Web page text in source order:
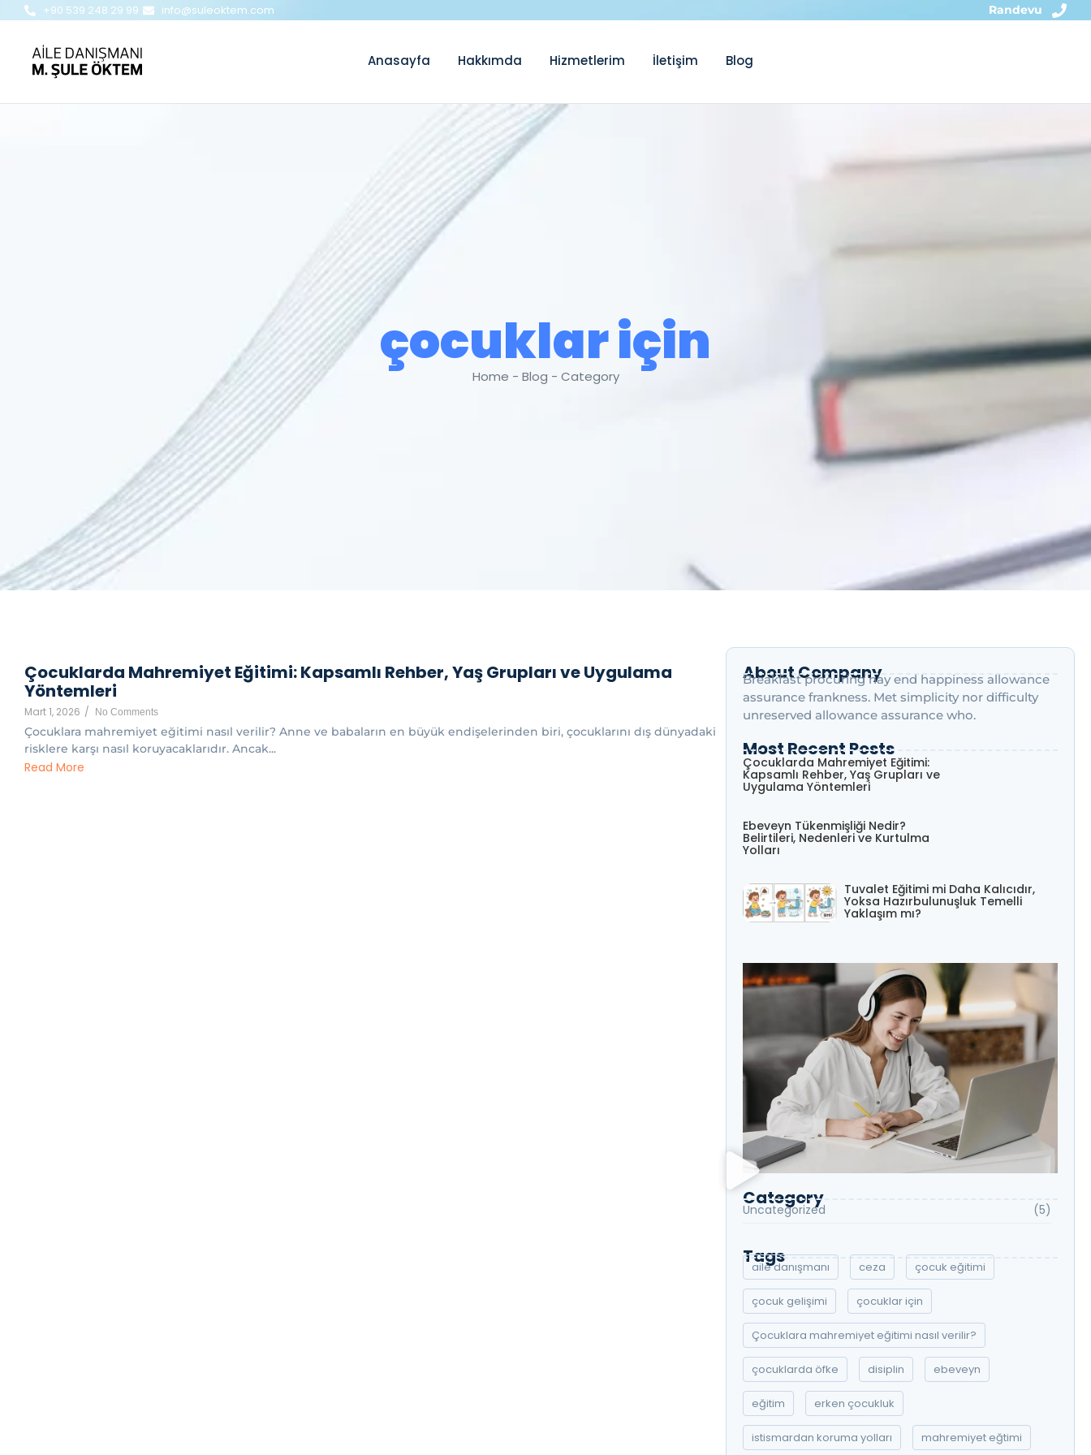
‪+90 539 248 29 99 info@suleoktem.com Randevu
Anasayfa Hakkımda Hizmetlerim İletişim Blog
çocuklar için
Home - Blog - Category
Çocuklarda Mahremiyet Eğitimi: Kapsamlı Rehber, Yaş Grupları ve Uygulama
Yöntemleri
Mart 1, 2026 / No Comments
Çocuklara mahremiyet eğitimi nasıl verilir? Anne ve babaların en büyük endişelerinden biri, çocuklarını dış dünyadaki
risklere karşı nasıl koruyacaklarıdır. Ancak...
Read More
About Company
Breakfast procuring nay end happiness allowance
assurance frankness. Met simplicity nor difficulty
unreserved allowance assurance who.
Most Recent Posts
Çocuklarda Mahremiyet Eğitimi:
Kapsamlı Rehber, Yaş Grupları ve
Uygulama Yöntemleri
Ebeveyn Tükenmişliği Nedir?
Belirtileri, Nedenleri ve Kurtulma
Yolları
Tuvalet Eğitimi mi Daha Kalıcıdır,
Yoksa Hazırbulunuşluk Temelli
Yaklaşım mı?
Category
Uncategorized (5)
Tags
aile danışmanı ceza çocuk eğitimi
çocuk gelişimi çocuklar için
Çocuklara mahremiyet eğitimi nasıl verilir?
çocuklarda öfke disiplin ebeveyn
eğitim erken çocukluk
istismardan koruma yolları mahremiyet eğtimi